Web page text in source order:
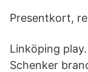
Presentkort,
Linköping
Schenker